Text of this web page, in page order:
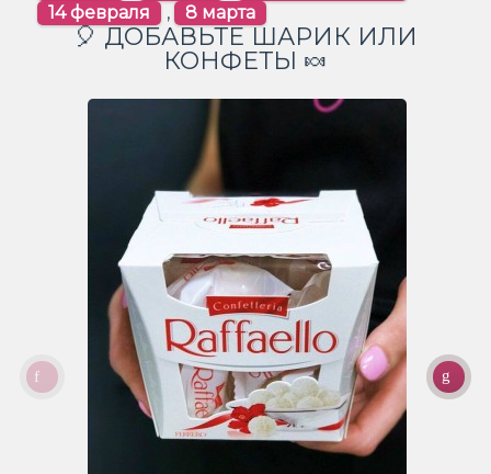
14 февраля
, 8 марта
🎈 ДОБАВЬТЕ ШАРИК ИЛИ
КОНФЕТЫ 🍬